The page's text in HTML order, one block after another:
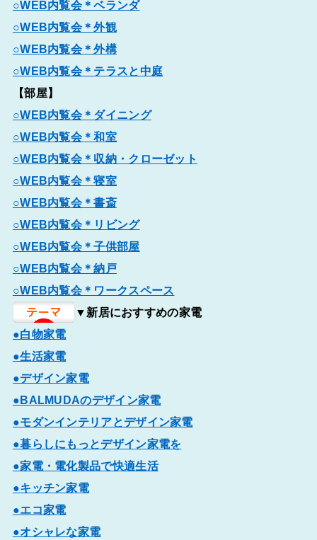
○WEB内覧会＊ベランダ
○WEB内覧会＊外観
○WEB内覧会＊外構
○WEB内覧会＊テラスと中庭
【部屋】
○WEB内覧会＊ダイニング
○WEB内覧会＊和室
○WEB内覧会＊収納・クローゼット
○WEB内覧会＊寝室
○WEB内覧会＊書斎
○WEB内覧会＊リビング
○WEB内覧会＊子供部屋
○WEB内覧会＊納戸
○WEB内覧会＊ワークスペース
▼新居におすすめの家電
●白物家電
●生活家電
●デザイン家電
●BALMUDAのデザイン家電
●モダンインテリアとデザイン家電
●暮らしにもっとデザイン家電を
●家電・電化製品で快適生活
●キッチン家電
●エコ家電
●オシャレな家電